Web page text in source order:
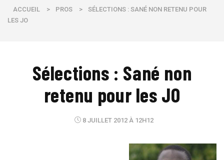
ACCUEIL > PROS >
SÉLECTIONS : SANÉ NON RETENU POUR
LES JO
Sélections : Sané non
retenu pour les JO
8 JUILLET 2012 À 12H12